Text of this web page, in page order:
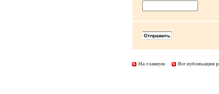
На главную Все публикации